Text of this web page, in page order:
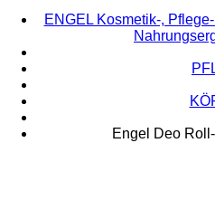
ENGEL Kosmetik-,
Engel Deo